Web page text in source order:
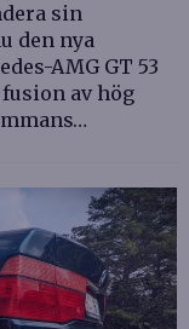
sin
den nya
AMG GT 53
av hög